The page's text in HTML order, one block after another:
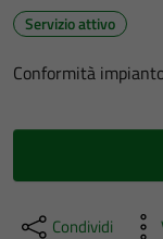
Servizio attivo
Conformità
Condividi